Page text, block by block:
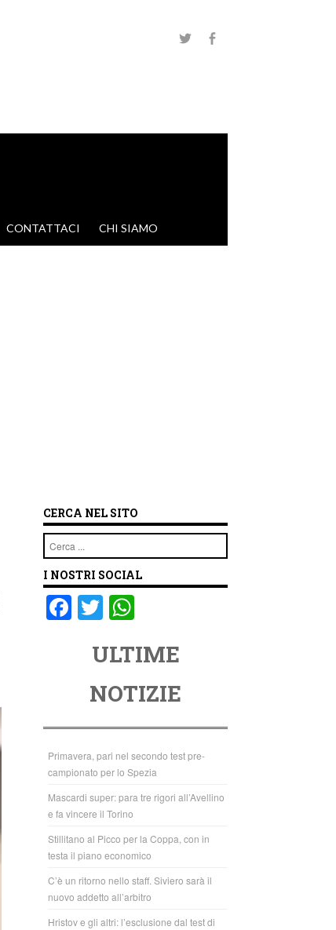
CONTATTACI CHI SIAMO
CERCA NEL SITO
Cerca
I NOSTRI SOCIAL
F
o
o
k
T
tt
er
at
s
A
p
p
ULTIME
NOTIZIE
Primavera, pari nel secondo test pre-
campionato per lo Spezia
Mascardi super: para tre rigori all’Avellino
e fa vincere il Torino
Stillitano al Picco per la Coppa, con in
testa il piano economico
C’è un ritorno nello staff. Siviero sarà il
nuovo addetto all’arbitro
Hristov e gli altri: l’esclusione dal test di